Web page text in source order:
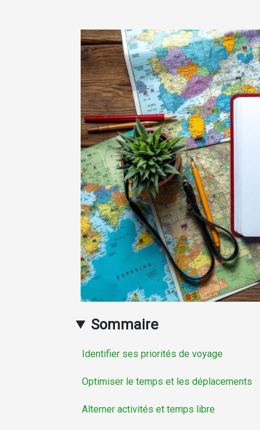
Sommaire
Identifier ses priorités de voyage
Optimiser le temps et les déplacements
Alterner activités et temps libre